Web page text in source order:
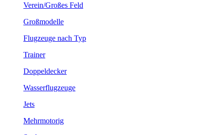
Verein/Großes Feld
Großmodelle
Flugzeuge nach Typ
Trainer
Doppeldecker
Wasserflugzeuge
Jets
Mehrmotorig